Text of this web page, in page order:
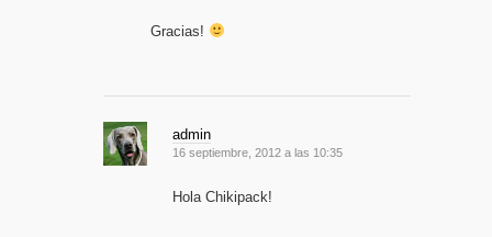
Gracias!
admin
16 septiembre, 2012 a las 10:35
Hola Chikipack!